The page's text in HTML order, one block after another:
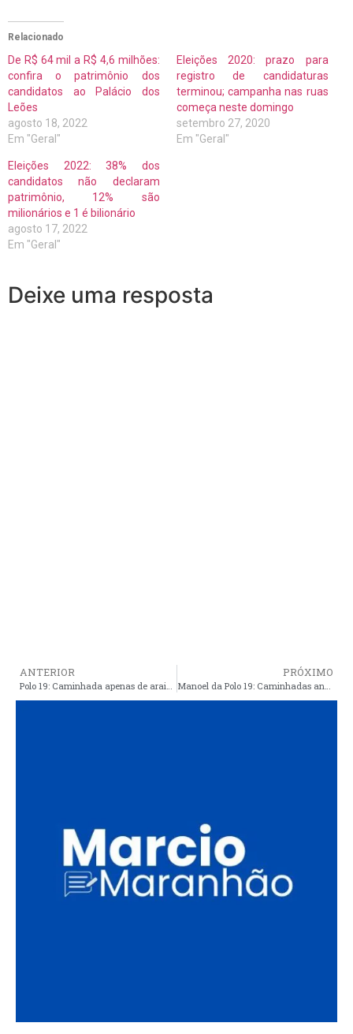
Relacionado
De R$ 64 mil a R$ 4,6 milhões:
confira o patrimônio dos
candidatos ao Palácio dos
Leões
agosto 18, 2022
Em "Geral"
Eleições 2020: prazo para
registro de candidaturas
terminou; campanha nas ruas
começa neste domingo
setembro 27, 2020
Em "Geral"
Eleições 2022: 38% dos
candidatos não declaram
patrimônio, 12% são
milionários e 1 é bilionário
agosto 17, 2022
Em "Geral"
Deixe uma resposta
ANTERIOR
Polo 19: Caminhada apenas de araiosenses, marca Manoel da Polo como único filho de Araioses capaz de vencer os poderosos, corruptos e seus aliados
PRÓXIMO
Manoel da Polo 19: Caminhadas anticorrupção respeitam a saúde dos araiosenses, aferem temperatura e obedecem a regras sanitárias